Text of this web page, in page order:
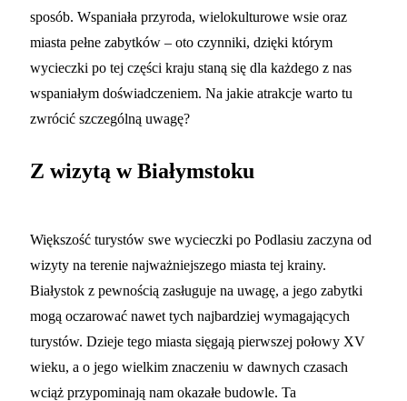
sposób. Wspaniała przyroda, wielokulturowe wsie oraz
miasta pełne zabytków – oto czynniki, dzięki którym
wycieczki po tej części kraju staną się dla każdego z nas
wspaniałym doświadczeniem. Na jakie atrakcje warto tu
zwrócić szczególną uwagę?
Z wizytą w Białymstoku
Większość turystów swe wycieczki po Podlasiu zaczyna od
wizyty na terenie najważniejszego miasta tej krainy.
Białystok z pewnością zasługuje na uwagę, a jego zabytki
mogą oczarować nawet tych najbardziej wymagających
turystów. Dzieje tego miasta sięgają pierwszej połowy XV
wieku, a o jego wielkim znaczeniu w dawnych czasach
wciąż przypominają nam okazałe budowle. Ta